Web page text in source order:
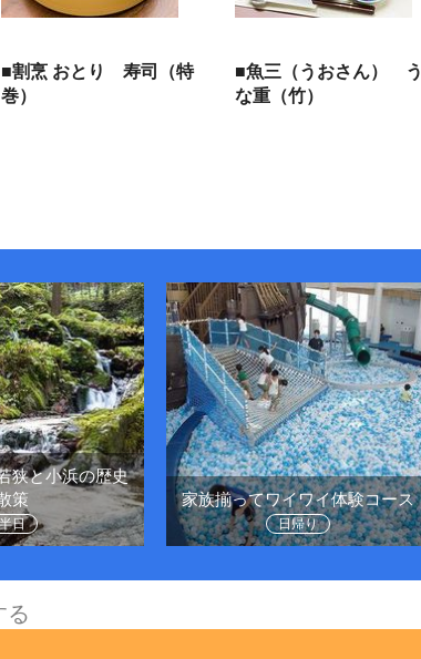
■割烹 おとり 寿司（特
巻）
■魚三（うおさん） う
な重（竹）
狭と小浜の歴史
策
半日
家族揃ってワイワイ体験コース
日帰り
る